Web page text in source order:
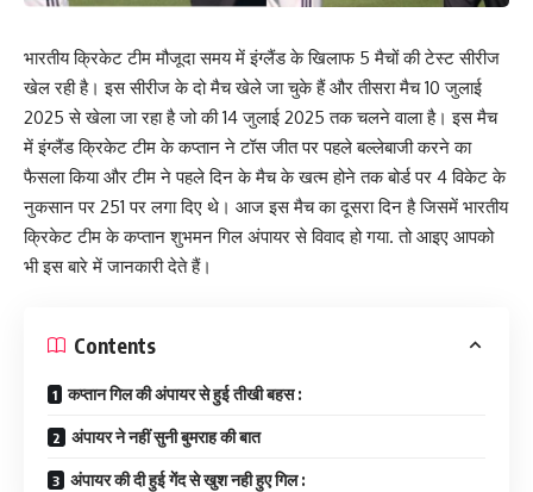
भारतीय क्रिकेट टीम मौजूदा समय में इंग्लैंड के खिलाफ 5 मैचों की टेस्ट सीरीज
खेल रही है। इस सीरीज के दो मैच खेले जा चुके हैं और तीसरा मैच 10 जुलाई
2025 से खेला जा रहा है जो की 14 जुलाई 2025 तक चलने वाला है। इस मैच
में इंग्लैंड क्रिकेट टीम के कप्तान ने टॉस जीत पर पहले बल्लेबाजी करने का
फैसला किया और टीम ने पहले दिन के मैच के खत्म होने तक बोर्ड पर 4 विकेट के
नुकसान पर 251 पर लगा दिए थे। आज इस मैच का दूसरा दिन है जिसमें भारतीय
क्रिकेट टीम के कप्तान शुभमन गिल अंपायर से विवाद हो गया. तो आइए आपको
भी इस बारे में जानकारी देते हैं।
Contents
कप्तान गिल की अंपायर से हुई तीखी बहस :
अंपायर ने नहीं सुनी बुमराह की बात
अंपायर की दी हुई गेंद से खुश नही हुए गिल :